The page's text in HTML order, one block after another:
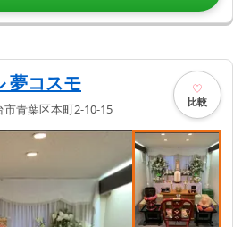
夢コスモ
市青葉区本町2-10-15 比較